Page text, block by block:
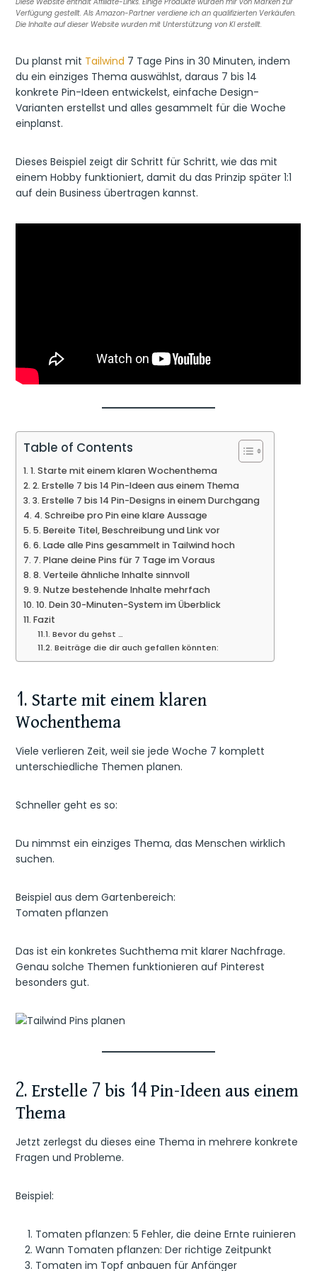
k
i
e
l
y
d
s
t
k
n
s
Verfügung gestellt. Als Amazon-Partner verdiene ich an qualifizierten Verkäufen.
Die Inhalte auf dieser Website wurden mit Unterstützung von KI erstellt.
Du planst mit Tailwind 7 Tage Pins in 30 Minuten, indem
du ein einziges Thema auswählst, daraus 7 bis 14
konkrete Pin-Ideen entwickelst, einfache Design-
Varianten erstellst und alles gesammelt für die Woche
einplanst.
Dieses Beispiel zeigt dir Schritt für Schritt, wie das mit
einem Hobby funktioniert, damit du das Prinzip später 1:1
auf dein Business übertragen kannst.
Table of Contents
1. Starte mit einem klaren Wochenthema
2. Erstelle 7 bis 14 Pin-Ideen aus einem Thema
3. Erstelle 7 bis 14 Pin-Designs in einem Durchgang
4. Schreibe pro Pin eine klare Aussage
5. Bereite Titel, Beschreibung und Link vor
6. Lade alle Pins gesammelt in Tailwind hoch
7. Plane deine Pins für 7 Tage im Voraus
8. Verteile ähnliche Inhalte sinnvoll
9. Nutze bestehende Inhalte mehrfach
10. Dein 30-Minuten-System im Überblick
Fazit
Bevor du gehst …
Beiträge die dir auch gefallen könnten:
1. Starte mit einem klaren
Wochenthema
Viele verlieren Zeit, weil sie jede Woche 7 komplett
unterschiedliche Themen planen.
Schneller geht es so:
Du nimmst ein einziges Thema, das Menschen wirklich
suchen.
Beispiel aus dem Gartenbereich:
Tomaten pflanzen
Das ist ein konkretes Suchthema mit klarer Nachfrage.
Genau solche Themen funktionieren auf Pinterest
besonders gut.
2. Erstelle 7 bis 14 Pin-Ideen aus einem
Thema
Jetzt zerlegst du dieses eine Thema in mehrere konkrete
Fragen und Probleme.
Beispiel:
Tomaten pflanzen: 5 Fehler, die deine Ernte ruinieren
Wann Tomaten pflanzen: Der richtige Zeitpunkt
Tomaten im Topf anbauen für Anfänger